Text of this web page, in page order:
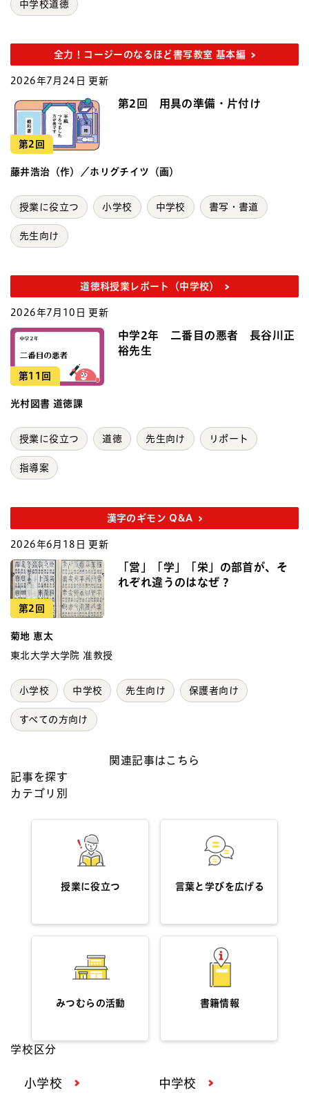
中学校道徳
全力！コージーのなるほど書写教室 基本編
2026年7月24日 更新
第2回
第2回 用具の準備・片付け
藤井浩治（作）／ホリグチイツ（画）
授業に役立つ 小学校 中学校 書写・書道
先生向け
道徳科授業レポート（中学校）
2026年7月10日 更新
第11回
中学2年 二番目の悪者 長谷川正
裕先生
光村図書 道徳課
授業に役立つ 道徳 先生向け リポート
指導案
漢字のギモン Q&A
2026年6月18日 更新
第2回
「営」「学」「栄」の部首が、そ
れぞれ違うのはなぜ？
菊地 恵太
東北大学大学院 准教授
小学校 中学校 先生向け 保護者向け
すべての方向け
関連記事はこちら
記事を探す
カテゴリ別
授業に役立つ 言葉と学びを広げる
みつむらの活動 書籍情報
学校区分
小学校 中学校